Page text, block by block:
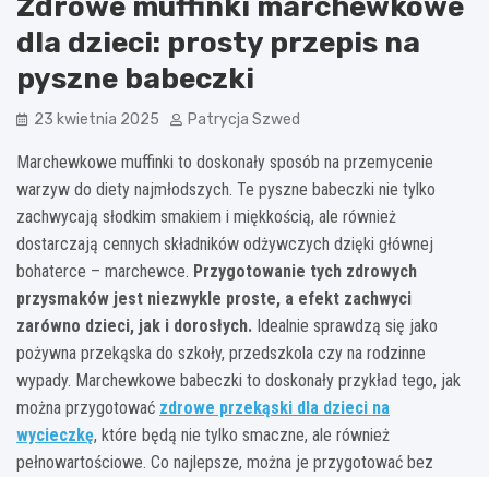
Zdrowe muffinki marchewkowe
dla dzieci: prosty przepis na
pyszne babeczki
23 kwietnia 2025 Patrycja Szwed
Marchewkowe muffinki to doskonały sposób na przemycenie
warzyw do diety najmłodszych. Te pyszne babeczki nie tylko
zachwycają słodkim smakiem i miękkością, ale również
dostarczają cennych składników odżywczych dzięki głównej
bohaterce – marchewce. Przygotowanie tych zdrowych
przysmaków jest niezwykle proste, a efekt zachwyci
zarówno dzieci, jak i dorosłych. Idealnie sprawdzą się jako
pożywna przekąska do szkoły, przedszkola czy na rodzinne
wypady. Marchewkowe babeczki to doskonały przykład tego, jak
można przygotować zdrowe przekąski dla dzieci na
wycieczkę, które będą nie tylko smaczne, ale również
pełnowartościowe. Co najlepsze, można je przygotować bez